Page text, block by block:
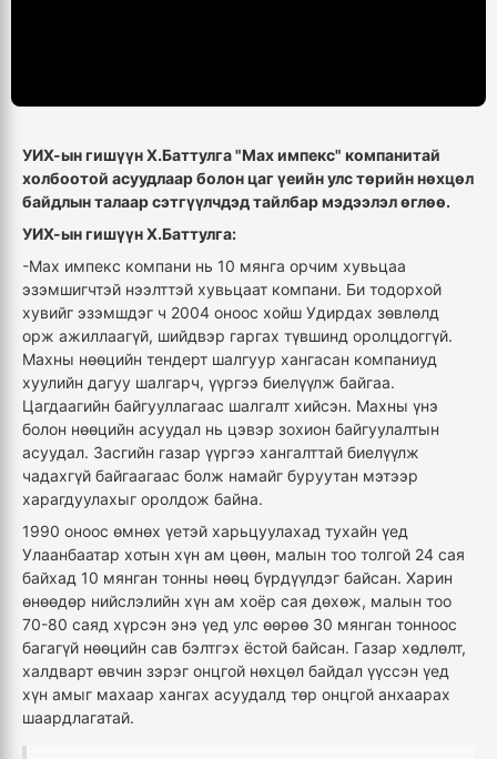
УИХ-ын гишүүн Х.Баттулга "Мах импекс" компанитай
холбоотой асуудлаар болон цаг үеийн улс төрийн нөхцөл
байдлын талаар сэтгүүлчдэд тайлбар мэдээлэл өглөө.
УИХ-ын гишүүн Х.Баттулга:
-Мах импекс компани нь 10 мянга орчим хувьцаа
эзэмшигчтэй нээлттэй хувьцаат компани. Би тодорхой
хувийг эзэмшдэг ч 2004 оноос хойш Удирдах зөвлөлд
орж ажиллаагүй, шийдвэр гаргах түвшинд оролцдоггүй.
Махны нөөцийн тендерт шалгуур хангасан компаниуд
хуулийн дагуу шалгарч, үүргээ биелүүлж байгаа.
Цагдаагийн байгууллагаас шалгалт хийсэн. Махны үнэ
болон нөөцийн асуудал нь цэвэр зохион байгуулалтын
асуудал. Засгийн газар үүргээ хангалттай биелүүлж
чадахгүй байгаагаас болж намайг буруутан мэтээр
харагдуулахыг оролдож байна.
1990 оноос өмнөх үетэй харьцуулахад тухайн үед
Улаанбаатар хотын хүн ам цөөн, малын тоо толгой 24 сая
байхад 10 мянган тонны нөөц бүрдүүлдэг байсан. Харин
өнөөдөр нийслэлийн хүн ам хоёр сая дөхөж, малын тоо
70-80 саяд хүрсэн энэ үед улс өөрөө 30 мянган тонноос
багагүй нөөцийн сав бэлтгэх ёстой байсан. Газар хөдлөлт,
халдварт өвчин зэрэг онцгой нөхцөл байдал үүссэн үед
хүн амыг махаар хангах асуудалд төр онцгой анхаарах
шаардлагатай.